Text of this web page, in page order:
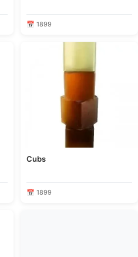
📅 1899
Cubs
📅 1899